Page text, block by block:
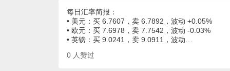
每日汇率简报：
• 美元：买 6.7607，卖 6.7892，波动 +0.05%
• 欧元：买 7.6978，卖 7.7542，波动 -0.03%
• 英镑：买 9.0241，卖 9.0911，波动…
0 人赞过